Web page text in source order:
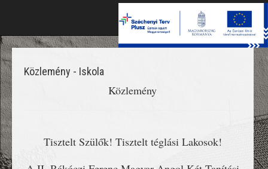
Közlemény - Iskola
Közlemény
Tisztelt Szülők! Tisztelt téglási Lakosok!